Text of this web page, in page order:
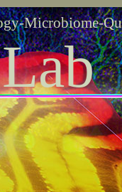
Microbiome-